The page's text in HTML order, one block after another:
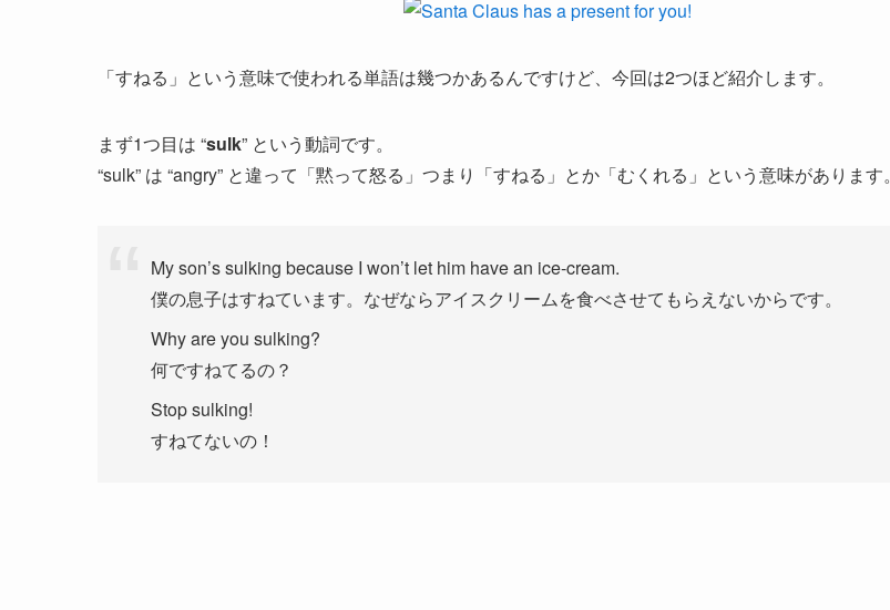
「すねる」という意味で使われる単語は幾つかあるんですけど、今回は2つほど紹介します。
まず1つ目は “sulk” という動詞です。
“sulk” は “angry” と違って「黙って怒る」つまり「すねる」とか「むくれる」という意味があります。
My son’s sulking because I won’t let him have an ice-cream.
僕の息子はすねています。なぜならアイスクリームを食べさせてもらえないからです。
Why are you sulking?
何ですねてるの？
Stop sulking!
すねてないの！